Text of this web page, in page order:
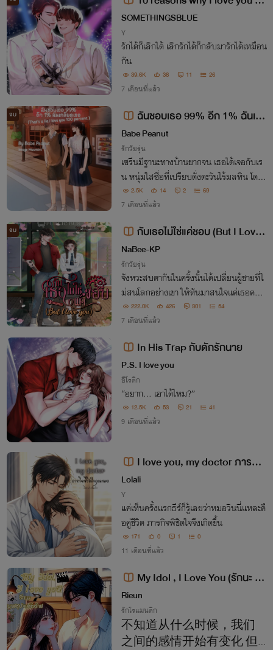
อดอลตัวร้าย
SOMETHINGSBLUE
Y
รักได้ก็เลิกได้ เลิกรักได้ก็กลับมารักได้เหมือน
กัน
39.6K 38 11 26
7 เดือนที่แล้ว
จบ
ฉันชอบเธอ 99% อีก 1% ฉันเก
ลียดเธอ (That's a lie.I love you 1
00 percent.)
Babe Peanut
รักวัยรุ่น
เซรีนมีฐานะทางบ้านยากจน เธอได้เจอกับเร
น หนุ่มใสซื่อที่เปรียบดั่งตะวันไร้มลทิน โดยไ
ม่รู้ตัวเลยว่าภายใต้ท่าทางบอบบางเหมือนแ
มวเจี๋ยมเจี้ยมของเขานั้น แท้จริงแล้วคือลูกช
2.5K 14 2 69
7 เดือนที่แล้ว
จบ
กับเธอไม่ใช่แค่ชอบ (But I Love
You)
NaBee-KP
รักวัยรุ่น
จังหวะสบตากันในครั้งนั้นได้เปลี่ยนผู้ชายที่ไ
ม่สนโลกอย่างเขา ให้หันมาสนใจแค่เธอคนเ
ดียว222.0K 426 301 54
7 เดือนที่แล้ว
In His Trap กับดักรักนาย
P.S. I love you
อีโรติก
“อยาก… เอาได้ไหม?”
12.5K 53 21 41
9 เดือนที่แล้ว
I love you, my doctor ภารกิจ
พิชิตใจคุณหมอ
Lolali
Y
แค่เห็นครั้งแรกธีร์ก็รู้เลยว่าหมอวินนี่แหละคื
อคู่ชีวิต ภารกิจพิชิตใจจึงเกิดขึ้น
171 0 1 0
11 เดือนที่แล้ว
My Idol , I Love You (รักนะ นา
ยซุป'ตาร์ตัวร้าย)
Rieun
รักโรแมนติก
不知道从什么时候，我们
之间的感情开始有变化 但